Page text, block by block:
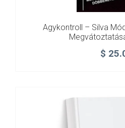
Agykontroll – Silva
$